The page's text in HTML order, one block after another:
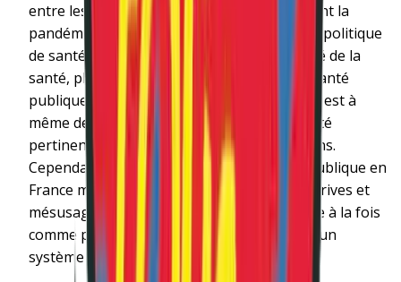
entre les mains de « spécialistes » et, pendant la
pandémie, nous avons vu les ravages d’une politique
de santé qui se cantonnait à un aspect limité de la
santé, plutôt qu’une approche globale. La santé
publique est un champ pluridisciplinaire qui est à
même de coordonner des stratégies de santé
pertinentes et conformes aux droits humains.
Cependant l’usage qui est fait de la santé publique en
France montre aussi ses forts risques de dérives et
mésusages. Notre place est donc nécessaire à la fois
comme partenaires, mais surtout au sein d’un
système démocratique de garde-fous !